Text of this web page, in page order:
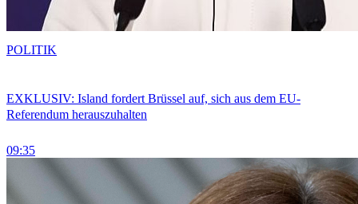
EXKLUSIV: Island fordert Brüssel auf, sich aus dem EU-
Referendum herauszuhalten
09:35
POLITIK